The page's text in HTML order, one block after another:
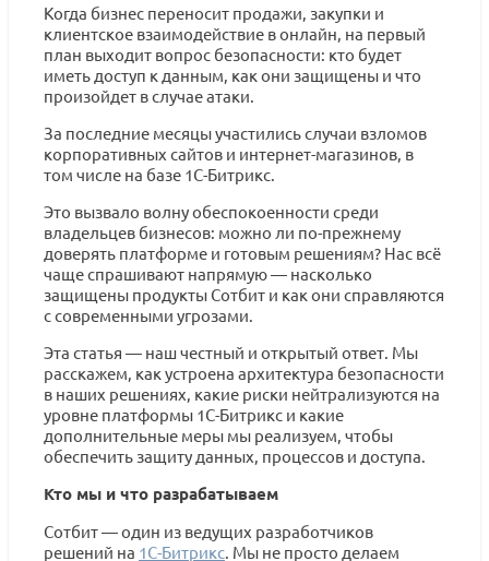
Когда бизнес переносит продажи, закупки и
клиентское взаимодействие в онлайн, на первый
план выходит вопрос безопасности: кто будет
иметь доступ к данным, как они защищены и что
произойдет в случае атаки.
За последние месяцы участились случаи взломов
корпоративных сайтов и интернет-магазинов, в
том числе на базе 1С-Битрикс.
Это вызвало волну обеспокоенности среди
владельцев бизнесов: можно ли по-прежнему
доверять платформе и готовым решениям? Нас всё
чаще спрашивают напрямую — насколько
защищены продукты Сотбит и как они справляются
с современными угрозами.
Эта статья — наш честный и открытый ответ. Мы
расскажем, как устроена архитектура безопасности
в наших решениях, какие риски нейтрализуются на
уровне платформы 1С-Битрикс и какие
дополнительные меры мы реализуем, чтобы
обеспечить защиту данных, процессов и доступа.
Кто мы и что разрабатываем
Сотбит — один из ведущих разработчиков
решений на 1С-Битрикс . Мы не просто делаем